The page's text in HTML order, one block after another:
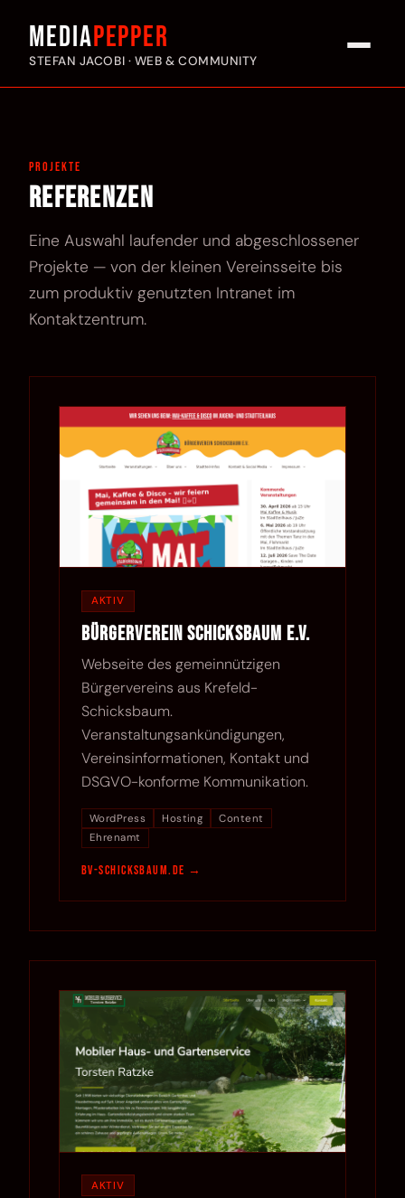
Mediapepper
STEFAN JACOBI · WEB & COMMUNITY
PROJEKTE
Referenzen
Eine Auswahl laufender und abgeschlossener
Projekte — von der kleinen Vereinsseite bis
zum produktiv genutzten Intranet im
Kontaktzentrum.
AKTIV
Bürgerverein Schicksbaum e.V.
Webseite des gemeinnützigen
Bürgervereins aus Krefeld-
Schicksbaum.
Veranstaltungsankündigungen,
Vereinsinformationen, Kontakt und
DSGVO-konforme Kommunikation.
WordPress Hosting
Content
Ehrenamt
bv-schicksbaum.de
AKTIV